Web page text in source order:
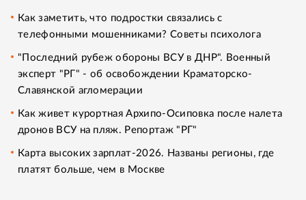
Как заметить, что подростки связались с
телефонными мошенниками? Советы психолога
"Последний рубеж обороны ВСУ в ДНР". Военный
эксперт "РГ" - об освобождении Краматорско-
Славянской агломерации
Как живет курортная Архипо-Осиповка после налета
дронов ВСУ на пляж. Репортаж "РГ"
Карта высоких зарплат-2026. Названы регионы, где
платят больше, чем в Москве